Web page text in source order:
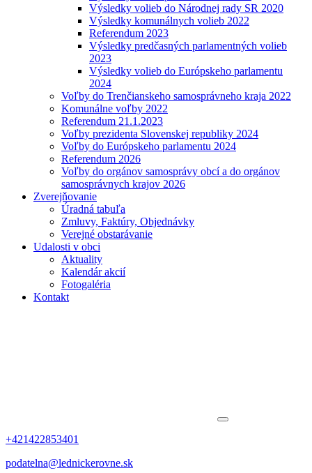
Výsledky volieb do Národnej rady SR 2020
Výsledky komunálnych volieb 2022
Referendum 2023
Výsledky predčasných parlamentných volieb
2023
Výsledky volieb do Európskeho parlamentu
2024
Voľby do Trenčianskeho samosprávneho kraja 2022
Komunálne voľby 2022
Referendum 21.1.2023
Voľby prezidenta Slovenskej republiky 2024
Voľby do Európskeho parlamentu 2024
Referendum 2026
Voľby do orgánov samosprávy obcí a do orgánov
samosprávnych krajov 2026
Zverejňovanie
Úradná tabuľa
Zmluvy, Faktúry, Objednávky
Verejné obstarávanie
Udalosti v obci
Aktuality
Kalendár akcií
Fotogaléria
Kontakt
+421422853401
podatelna@lednickerovne.sk